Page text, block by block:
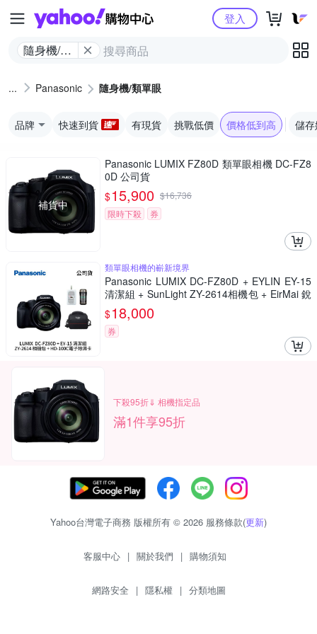
Yahoo購物中心
隨身機/類
登入
Panasonic 隨身機/類單眼
品牌 快速到貨 有現貨 挑戰低價 價格低到高 儲
補貨中
Panasonic LUMIX FZ80D 類單眼相機 DC-FZ8
0D 公司貨
$15,900 $16,736
限時下殺
券
類單眼相機的嶄新境界
Panasonic LUMIX DC-FZ80D + EYLIN EY-15
清潔組 + SunLight ZY-2614相機包 + EirMai 銳
瑪 HD-100C電子除濕卡 FZ80D (公司貨)
$18,000
券
下殺95折⇓ 相機指定品
滿1件享95折
Yahoo台灣電子商務 版權所有 © 2026 服務條款(更新)
客服中心 | 關於我們 | 購物須知
網路安全 | 隱私權 | 分類地圖